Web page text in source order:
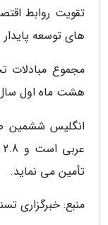
تقویت روابط
های توسعه پایدار
مجموع مبادلات
هشت ماه اول سال 2020 حدود 5.5 میلیارد دلار بوده
انگلیس ششمین
تأمین می نماید.
منبع: خبرگزاری